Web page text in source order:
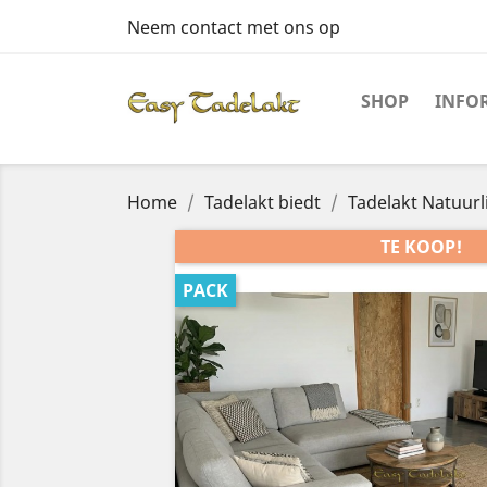
Neem contact met ons op
SHOP
Home Tadelakt biedt
Tadelakt
TE KOOP!
PACK